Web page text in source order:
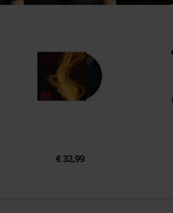
€ 32,99